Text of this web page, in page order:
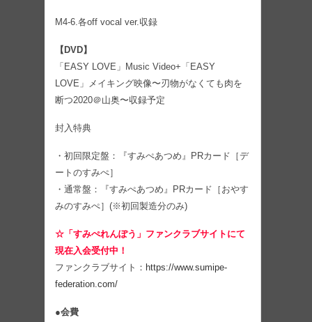
M4-6.各off vocal ver.収録
【DVD】
「EASY LOVE」Music Video+「EASY
LOVE」メイキング映像〜刃物がなくても肉を
断つ2020＠山奥〜収録予定
封入特典
・初回限定盤：『すみぺあつめ』PRカード［デ
ートのすみぺ］
・通常盤：『すみぺあつめ』PRカード［おやす
みのすみぺ］(※初回製造分のみ)
☆「すみぺれんぽう」ファンクラブサイトにて
現在入会受付中！
ファンクラブサイト： https://www.sumipe-
federation.com/
●会費